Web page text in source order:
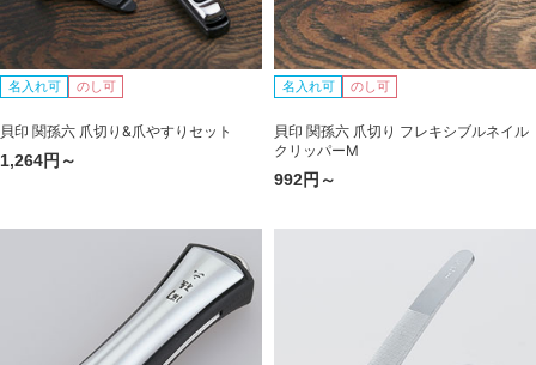
名入れ可 のし可
貝印 関孫六 爪切り&爪やすりセット
1,264円～
名入れ可 のし可
貝印 関孫六 爪切り フレキシブルネイル
クリッパーM
992円～